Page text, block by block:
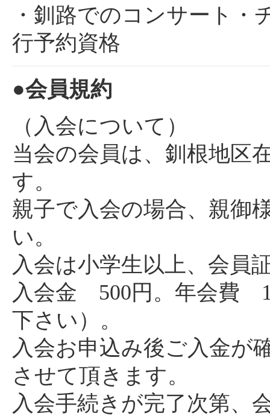
・釧路でのコンサート・
行予約資格
●会員規約
（入会について）
当会の会員は、釧根地区
す。
親子で入会の場合、親御
い。
入会は小学生以上、会員
入会金 500円。年会費
下さい）。
入会お申込み後ご入金が
させて頂きます。
入会手続きが完了次第、